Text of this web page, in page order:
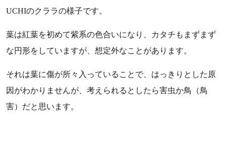
UCHIのクララの様子です。
葉は紅葉を初めて紫系の色合いになり、カタチもまずまず
な円形をしていますが、想定外なことがあります。
それは葉に傷が所々入っていることで、はっきりとした原
因がわかりませんが、考えられるとしたら害虫か鳥（鳥
害）だと思います。